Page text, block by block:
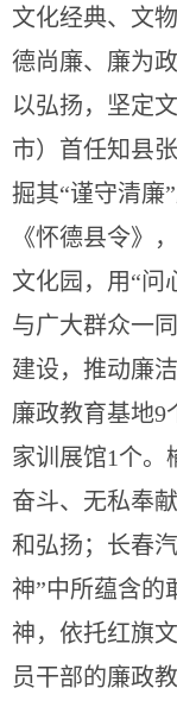
文化经典、文
德尚廉、廉为
以弘扬，坚定
市）首任知县
掘其“谨守清廉
《怀德县令》
文化园，用“问
与广大群众一
建设，推动廉
廉政教育基地9
家训展馆1个。
奋斗、无私奉
和弘扬；长春
神”中所蕴含的
神，依托红旗
员干部的廉政